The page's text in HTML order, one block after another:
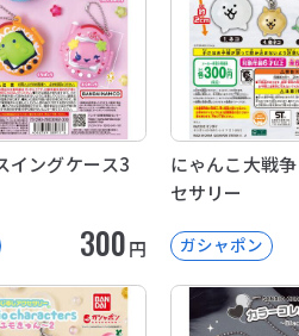
イングケース3
300円
にゃんこ大戦
セサリー
ガシャポン